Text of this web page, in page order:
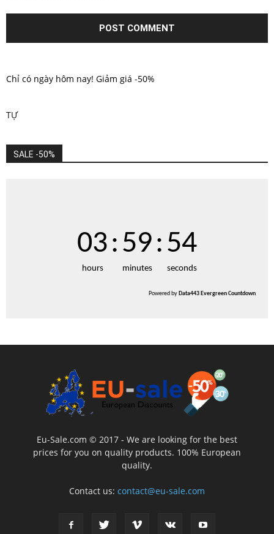
Chỉ có ngày hôm nay! Giảm giá -50%
TỰ
SALE -50%
03
hours
:59
minutes
:54
seconds
Powered byData443 Evergreen Countdown
Eu-Sale.com © 2017 - We are looking for the best
prices for you on quality products. 100% European
quality.
Contact us: contact@eu-sale.com